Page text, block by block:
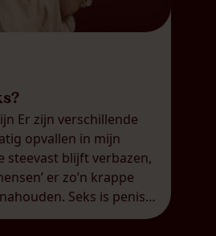
Er zijn verschillende
opvallen in mijn
steevast blijft verbazen,
er zo’n krappe
Seks is penis
penetratie zijn, en